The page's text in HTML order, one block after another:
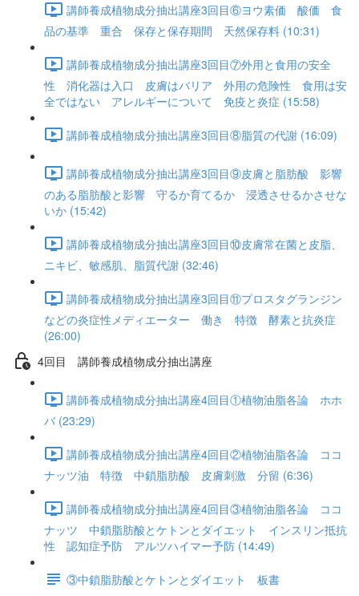
講師養成植物成分抽出講座3回目⑥ヨウ素価 酸価 食
品の基準 重合 保存と保存期間 天然保存料 (10:31)
講師養成植物成分抽出講座3回目⑦外用と食用の安全
性 消化器は入口 皮膚はバリア 外用の危険性 食用は安
全ではない アレルギーについて 免疫と炎症 (15:58)
講師養成植物成分抽出講座3回目⑧脂質の代謝 (16:09)
講師養成植物成分抽出講座3回目⑨皮膚と脂肪酸 影響
のある脂肪酸と影響 守るか育てるか 浸透させるかさせな
いか (15:42)
講師養成植物成分抽出講座3回目⑩皮膚常在菌と皮脂、
ニキビ、敏感肌、脂質代謝 (32:46)
講師養成植物成分抽出講座3回目⑪プロスタグランジン
などの炎症性メディエーター 働き 特徴 酵素と抗炎症
(26:00)
4回目 講師養成植物成分抽出講座
講師養成植物成分抽出講座4回目①植物油脂各論 ホホ
バ (23:29)
講師養成植物成分抽出講座4回目②植物油脂各論 ココ
ナッツ油 特徴 中鎖脂肪酸 皮膚刺激 分留 (6:36)
講師養成植物成分抽出講座4回目③植物油脂各論 ココ
ナッツ 中鎖脂肪酸とケトンとダイエット インスリン抵抗
性 認知症予防 アルツハイマー予防 (14:49)
③中鎖脂肪酸とケトンとダイエット 板書